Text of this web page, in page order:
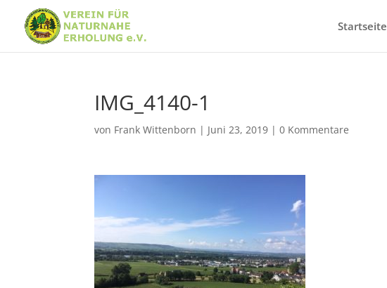
Startseite
IMG_4140-1
von Frank Wittenborn | Juni 23, 2019 |0 Kommentare